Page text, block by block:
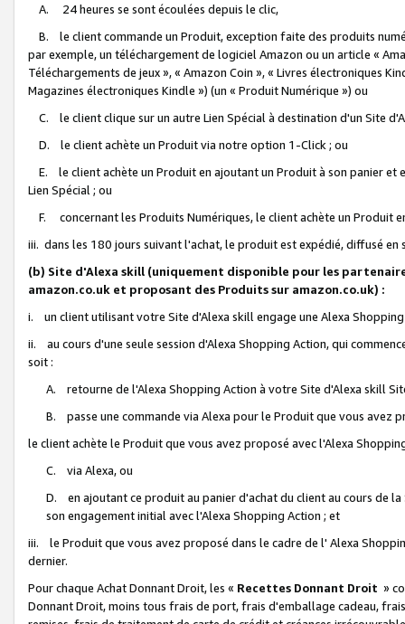
A. 24 heures se sont écoulées depuis le clic,
B. le client commande un Produit, exception faite des produits
par exemple, un téléchargement de logiciel Amazon ou un article «
Téléchargements de jeux », « Amazon Coin », « Livres électroniques
Magazines électroniques Kindle ») (un « Produit Numérique ») ou
C. le client clique sur un autre Lien Spécial à destination d'un Site
D. le client achète un Produit via notre option 1-Click ; ou
E. le client achète un Produit en ajoutant un Produit à son panier et
Lien Spécial ; ou
F. concernant les Produits Numériques, le client achète un Produit
iii. dans les 180 jours suivant l'achat, le produit est expédié, diffusé
(b) Site d'Alexa skill (uniquement disponible pour les
amazon.co.uk et proposant des Produits sur amazon.co.uk) :
i. un client utilisant votre Site d'Alexa skill engage une Alexa
ii. au cours d'une seule session d'Alexa Shopping Action, qui
soit :
A. retourne de l'Alexa Shopping Action à votre Site d'Alexa skill
B. passe une commande via Alexa pour le Produit que vous avez
le client achète le Produit que vous avez proposé avec l'Alexa
C. via Alexa, ou
D. en ajoutant ce produit au panier d'achat du client au cours de
son engagement initial avec l'Alexa Shopping Action ; et
iii. le Produit que vous avez proposé dans le cadre de l' Alexa
dernier.
Pour chaque Achat Donnant Droit, les « Recettes Donnant Droit »
Donnant Droit, moins tous frais de port, frais d'emballage cadeau,